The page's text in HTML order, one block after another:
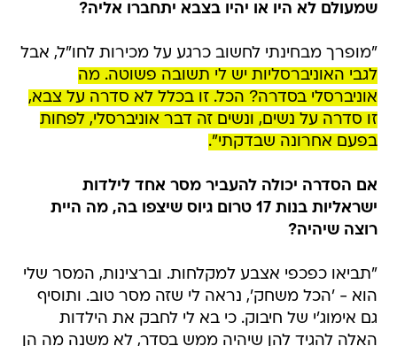
שמעולם לא היו או יהיו בצבא יתחברו אליה?
"מופרך מבחינתי לחשוב כרגע על מכירות לחו"ל, אבל
לגבי האוניברסליות יש לי תשובה פשוטה. מה
אוניברסלי בסדרה? הכל. זו בכלל לא סדרה על צבא,
זו סדרה על נשים, ונשים זה דבר אוניברסלי, לפחות
בפעם אחרונה שבדקתי".
אם הסדרה יכולה להעביר מסר אחד לילדות
ישראליות בנות 17 טרום גיוס שיצפו בה, מה היית
רוצה שיהיה?
"תביאו כפכפי אצבע למקלחות. וברצינות, המסר שלי
הוא - 'הכל משחק', נראה לי שזה מסר טוב. ותוסיף
גם אימוג'י של חיבוק. כי בא לי לחבק את הילדות
האלה להגיד להן שיהיה ממש בסדר, לא משנה מה הן